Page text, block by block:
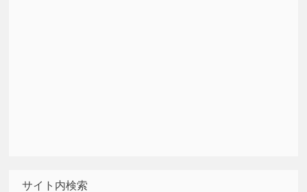
サイト内検索